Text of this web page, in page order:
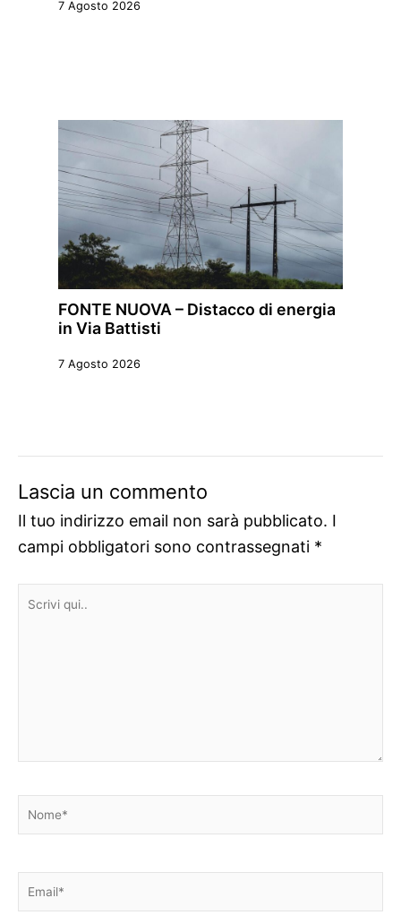
7 Agosto 2026
FONTE NUOVA – Distacco di energia
in Via Battisti
7 Agosto 2026
Lascia un commento
Il tuo indirizzo email non sarà pubblicato. I
campi obbligatori sono contrassegnati *
Scrivi
Nome*
Email*